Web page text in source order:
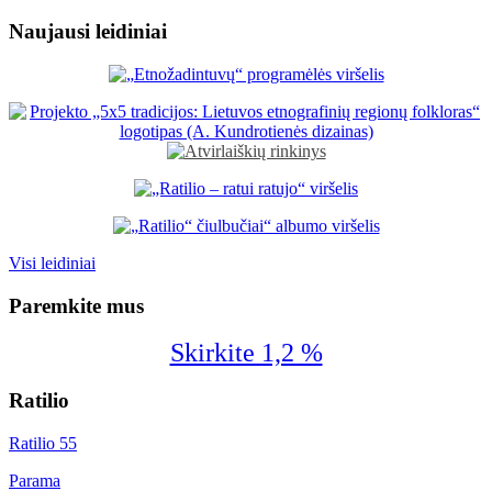
Naujausi leidiniai
Visi leidiniai
Paremkite mus
Skirkite 1,2 %
Ratilio
Ratilio 55
Parama